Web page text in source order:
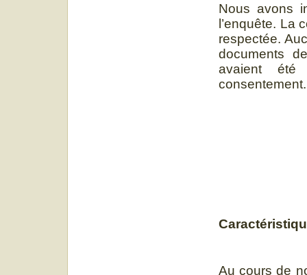
Nous avons
l’enquête. La
respectée.
documents
avaient été
consentement.
Au cours de